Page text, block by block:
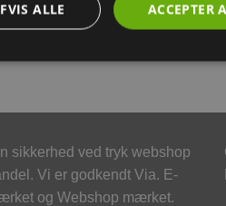
eller lignende.
sikkerhed ved tryk webshop
Vi er godkendt Via. E-
og Webshop mærket.
ACCEPTER
ALLE